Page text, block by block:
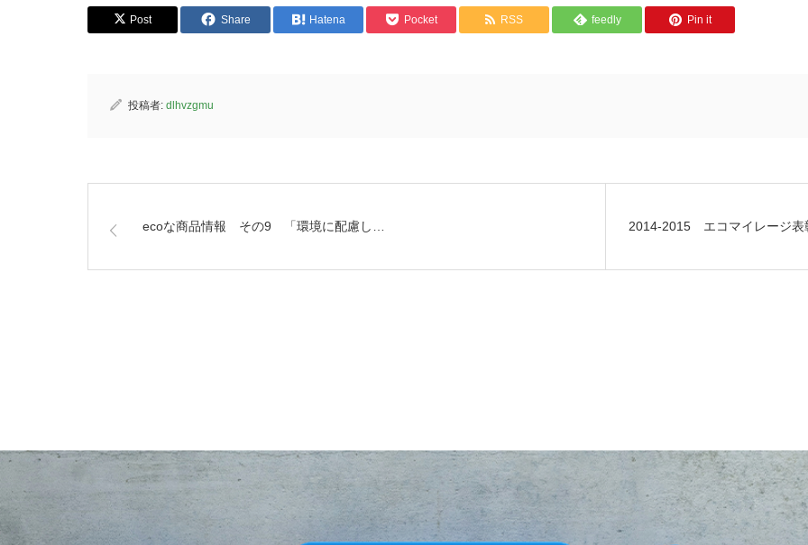
Post Share Hatena Pocket RSS feedly Pin it
投稿者: dlhvzgmu
ecoな商品情報 その9 「環境に配慮し… 2014-2015 エコマイレージ表